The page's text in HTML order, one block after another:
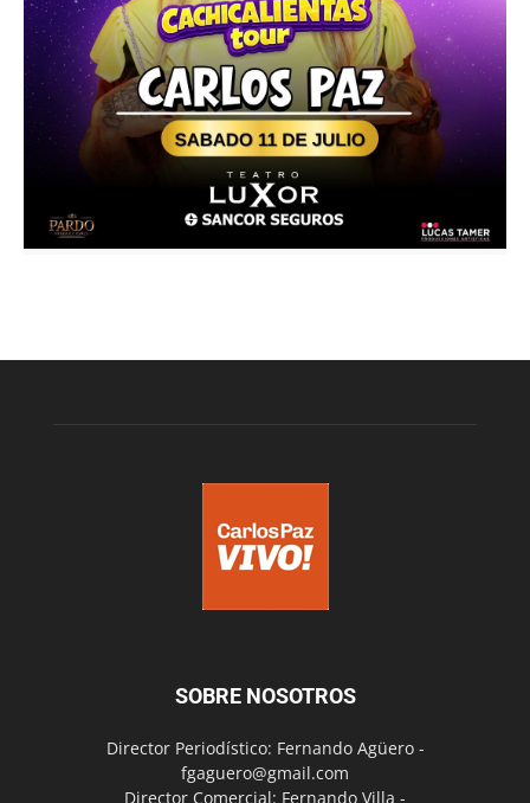
SOBRE NOSOTROS
Director Periodístico: Fernando Agüero -
fgaguero@gmail.com
Director Comercial: Fernando Villa -